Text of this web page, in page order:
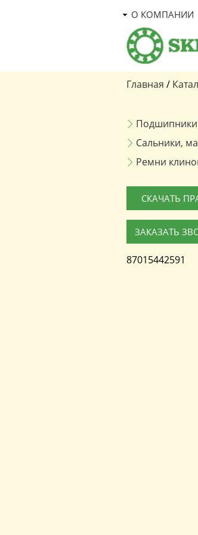
О КОМПАНИИ
Главная /
Подшипники
Сальники,
Ремни
СКАЧАТЬ
ЗАКАЗАТЬ
87015442591